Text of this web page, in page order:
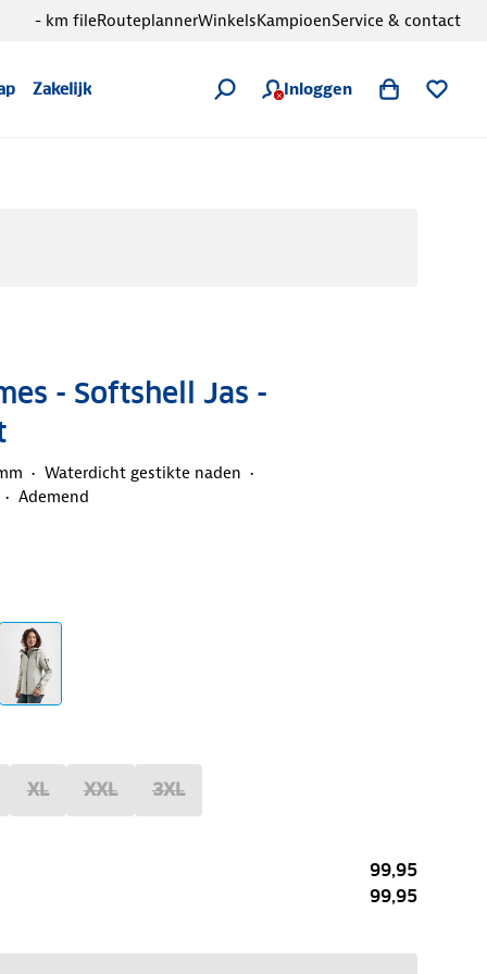
Zakelijk Inloggen
- km fileRouteplannerWinkelsKampioenService & contact
- Softshell Jas -
Waterdicht gestikte naden
Ademend
XL XXL 3XL
99,95
99,95